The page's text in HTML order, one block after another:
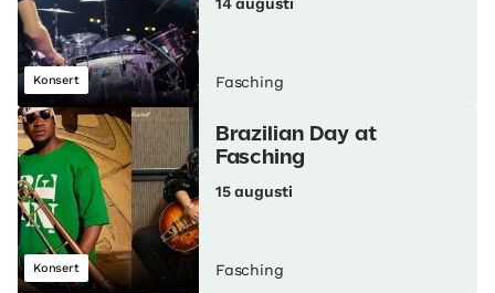
Konsert
14 augusti
Fasching
Konsert
Brazilian Day at
Fasching
15 augusti
Fasching